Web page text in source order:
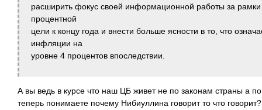
расширить фокус своей информационной работы за
процентной
цели к концу года и внести больше ясности в то, что
инфляции на
уровне 4 процентов впоследствии.
А вы ведь в курсе что наш ЦБ живет не по законам страны а
теперь понимаете почему Нибиуллина говорит то что